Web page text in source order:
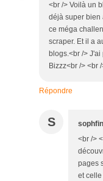
<br /> Voilà un
déjà super bien
ce méga
scraper. Et il a
blogs.<br />
Bizzz<br /> <br
Répondre
S
<br />
pages
et